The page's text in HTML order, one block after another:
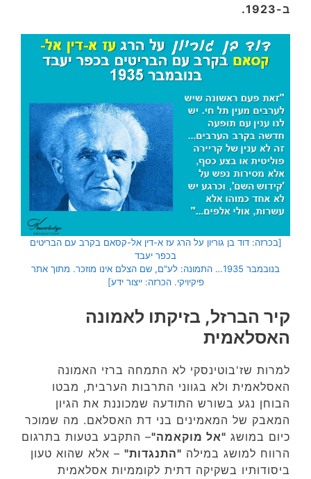
ב-1923.
[בכרזה: דוד בן גוריון על הרג עז א-דין אל-קסאם בקרב עם הבריטים
בכפר יעבד
בנובמבר 1935… התמונה: לע"ם, שם הצלם אינו מוזכר. מתוך אתר
פיקיויקי. הכרזה: ייצור ידע]
קיר הברזל, בזיקתו לאמונה
האסלאמית
למרות שז'בוטינסקי לא התמחה ברזי האמונה
האסלאמית ולא בגווני התרבות הערבית, מבטו
הבוחן נגע בשורש התודעה שמכוננת את הגיון
המאבק של המאמינים בני דת האסלאם. מה שמוכר
כיום במושג "אל מוקאמה"– התקבע בטעות בתרגום
הרווח למושג במילה "התנגדות" – אלא שהוא טעון
ביסודותיו בשקיקה דתית לקוממיות אסלאמית